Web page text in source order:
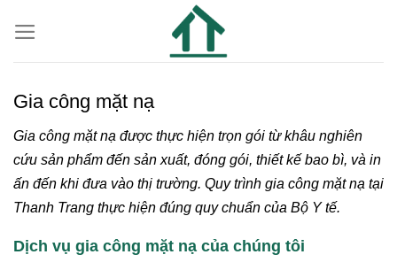
Gia công mặt nạ
Gia công mặt nạ được thực hiện trọn gói từ khâu nghiên
cứu sản phẩm đến sản xuất, đóng gói, thiết kế bao bì, và in
ấn đến khi đưa vào thị trường. Quy trình gia công mặt nạ tại
Thanh Trang thực hiện đúng quy chuẩn của Bộ Y tế.
Dịch vụ gia công mặt nạ của chúng tôi